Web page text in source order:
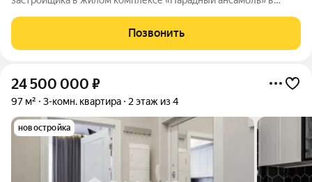
на транспорте всего за 20 минут. Удобная, классическая,
функциональная европланировка,
Позвонить
24 500 000 ₽
97 м² 3-комн. квартира 2 этаж из 4
новостройка